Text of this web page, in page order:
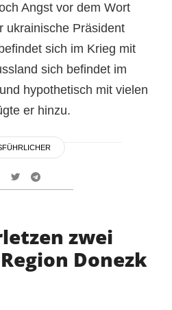
Angst vor dem Wort
ukrainische Präsident
sich im Krieg mit
sich befindet im
hypothetisch mit vielen
er hinzu.
zwei
Donezk